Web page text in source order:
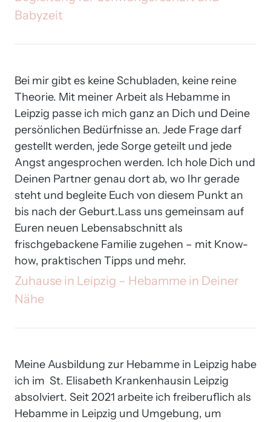
Babyzeit
Bei mir gibt es keine Schubladen, keine reine
Theorie. Mit meiner Arbeit als Hebamme in
Leipzig passe ich mich ganz an Dich und Deine
persönlichen Bedürfnisse an. Jede Frage darf
gestellt werden, jede Sorge geteilt und jede
Angst angesprochen werden. Ich hole Dich und
Deinen Partner genau dort ab, wo Ihr gerade
steht und begleite Euch von diesem Punkt an
bis nach der Geburt.Lass uns gemeinsam auf
Euren neuen Lebensabschnitt als
frischgebackene Familie zugehen – mit Know-
how, praktischen Tipps und mehr.
Zuhause in Leipzig – Hebamme in
Nähe
Meine Ausbildung zur Hebamme in Leipzig habe
ich im  St. Elisabeth Krankenhausin Leipzig
absolviert. Seit 2021 arbeite ich freiberuflich als
Hebamme in Leipzig und Umgebung, um